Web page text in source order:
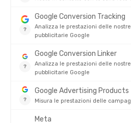
Il secondo aspetto cruciale da
scarpone da alpinismoè la
. Ne esistono due tipi:
doppio
. Anche in questo caso, la
livello
e dall'ambiente in cui vi
scarponisingoli